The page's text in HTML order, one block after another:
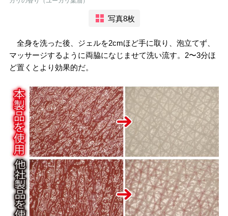
写真8枚
全身を洗った後、ジェルを2cmほど手に取り、泡立てず、
マッサージするように両脇になじませて洗い流す。2〜3分ほ
ど置くとより効果的だ。